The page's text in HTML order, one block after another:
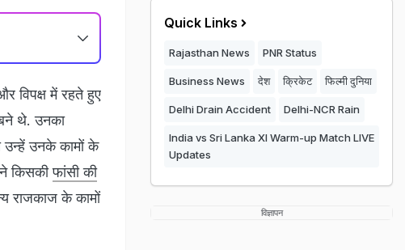
विपक्ष में रहते हुए
थे. उनका
उन्हें उनके कामों के
किसकीफांसी की
राजकाज के कामों
Quick Links
Rajasthan News PNR Status
Business News देश क्रिकेट फिल्मी दुनिया
Delhi Drain Accident Delhi-NCR Rain
India vs Sri Lanka XI Warm-up Match LIVE
Updates
विज्ञापन